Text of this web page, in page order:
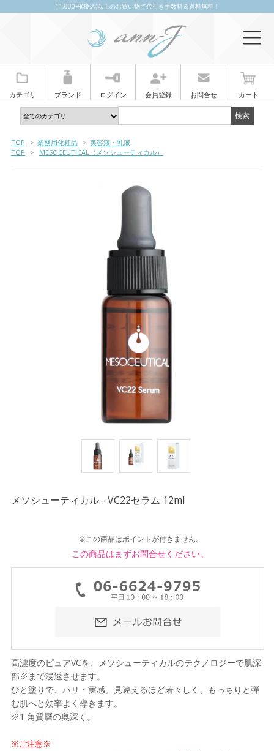
11,000円(税込)以上のお買い物で代引き手数料＆送料無料！
カテゴリ ブランド ログイン 会員登録 お問合せ カート
TOP > 業務用化粧品 > 美容液・乳液
TOP
> MESOCEUTICAL（メソシューティカル）
メソシューティカル - VC22セラム 12ml
※この商品はポイントが付きません。
この商品はまずお問合せください。
高濃度のピュアVCを、メソシューティカルのテクノロジーで肌深
部※まで浸透させます。
ひと塗りで、ハリ・実感。見違えるほど若々しく、もっちりと弾
む肌へと効率よく導きます。
※1 角質層の奥深く。
※ご注意※